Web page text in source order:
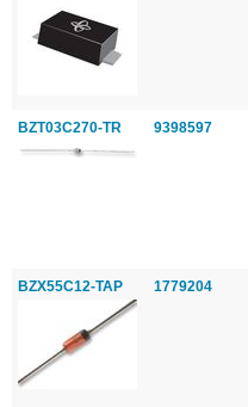
BZT03C270-TR 9398597
BZX55C12-TAP 1779204